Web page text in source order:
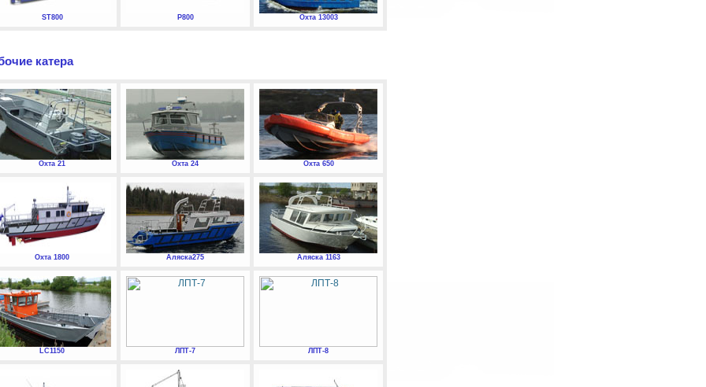
ST800 P800 Охта 13003
катера
Охта 21 Охта 24 Охта 650
Охта 1800 Аляска275 Аляска 1163
LC1150 ЛПТ-7 ЛПТ-8